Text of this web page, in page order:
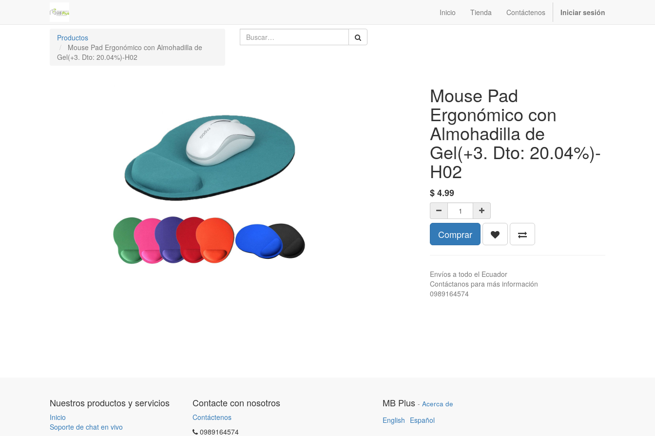
Inicio Tienda Contáctenos Iniciar sesión
Productos
Mouse Pad Ergonómico con Almohadilla de
Gel(+3. Dto: 20.04%)-H02
Mouse Pad
Ergonómico con
Almohadilla de
Gel(+3. Dto: 20.04%)-
H02
$4.99
Comprar
Envíos a todo el Ecuador
Contáctanos para más información
0989164574
Nuestros productos y servicios
Inicio
Soporte de chat en vivo
Contacte con nosotros
Contáctenos
0989164574
MB Plus - Acerca de
English Español